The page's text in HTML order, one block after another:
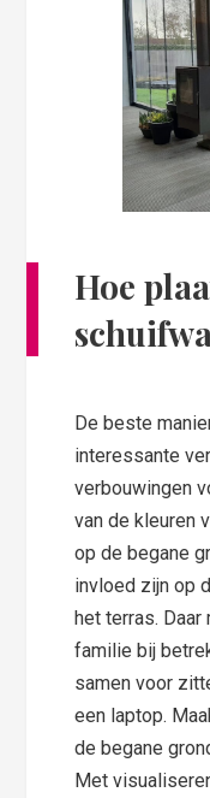
Hoe
De beste
interessante
verbouwingen
van de kleuren
op de begane
invloed zijn op
het terras.
familie bij
samen voor
een laptop.
de begane
Met